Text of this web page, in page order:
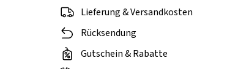
Lieferung & Versandkosten
Rücksendung
Gutschein & Rabatte